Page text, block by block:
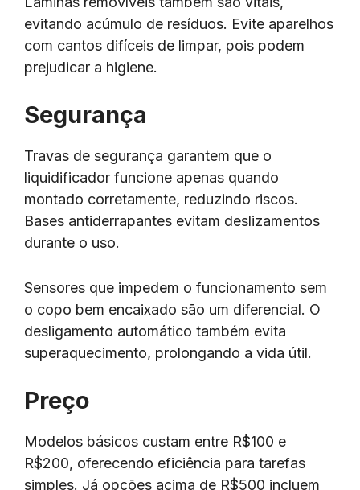
evitando acúmulo de resíduos. Evite aparelhos
com cantos difíceis de limpar, pois podem
prejudicar a higiene.
Segurança
Travas de segurança garantem que o
liquidificador funcione apenas quando
montado corretamente, reduzindo riscos.
Bases antiderrapantes evitam deslizamentos
durante o uso.
Sensores que impedem o funcionamento sem
o copo bem encaixado são um diferencial. O
desligamento automático também evita
superaquecimento, prolongando a vida útil.
Preço
Modelos básicos custam entre R$100 e
R$200, oferecendo eficiência para tarefas
simples. Já opções acima de R$500 incluem